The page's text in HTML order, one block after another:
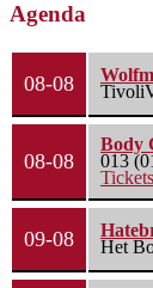
Agenda
08-08
08-08
Body
013
Tickets
09-08
Het